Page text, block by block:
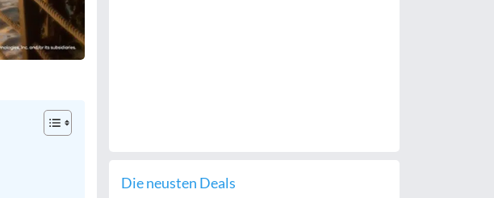
Die neusten Deals